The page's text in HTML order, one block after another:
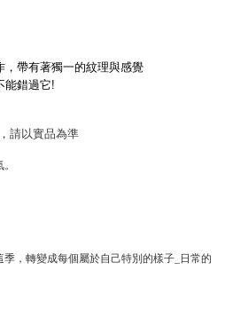
帶有著獨一的紋理與感覺
能錯過它!
請以實品為準
，轉變成每個屬於自己特別的樣子_日常的